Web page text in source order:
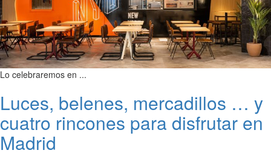
Lo celebraremos en ...
Luces, belenes, mercadillos … y
cuatro rincones para disfrutar en
Madrid